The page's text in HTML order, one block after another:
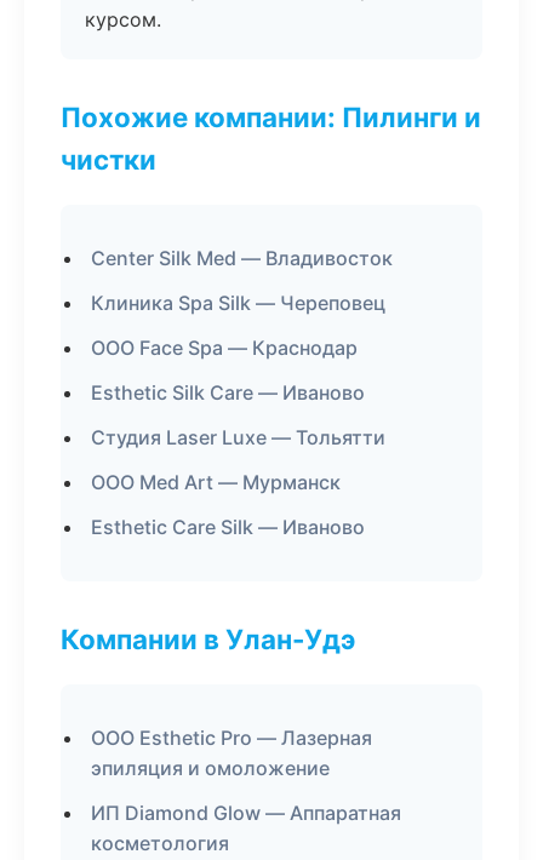
курсом.
Похожие компании: Пилинги и
чистки
Center Silk Med — Владивосток
Клиника Spa Silk — Череповец
ООО Face Spa — Краснодар
Esthetic Silk Care — Иваново
Студия Laser Luxe — Тольятти
ООО Med Art — Мурманск
Esthetic Care Silk — Иваново
Компании в Улан-Удэ
ООО Esthetic Pro — Лазерная
эпиляция и омоложение
ИП Diamond Glow — Аппаратная
косметология